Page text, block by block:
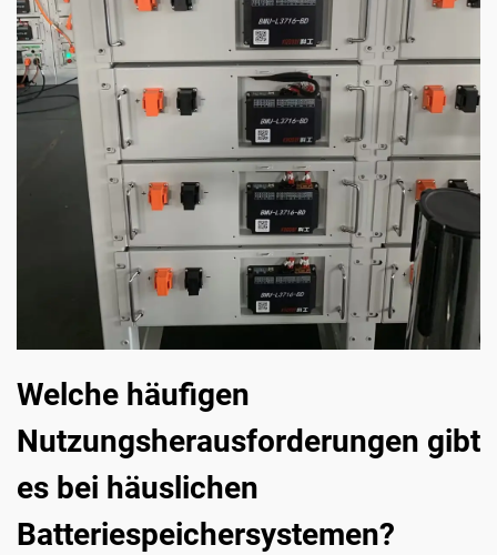
Welche häufigen
Nutzungsherausforderungen gibt
es bei häuslichen
Batteriespeichersystemen?